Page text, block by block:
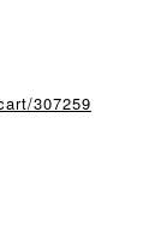
307259